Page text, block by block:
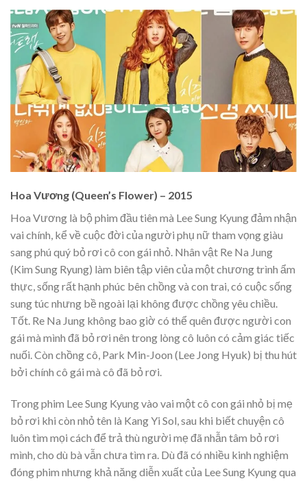
Hoa Vương (Queen’s Flower) – 2015
Hoa Vương là bộ phim đầu tiên mà Lee Sung Kyung đảm nhận
vai chính, kể về cuộc đời của người phụ nữ tham vọng giàu
sang phú quý bỏ rơi cô con gái nhỏ. Nhân vật Re Na Jung
(Kim Sung Ryung) làm biên tập viên của một chương trình ẩm
thực, sống rất hạnh phúc bên chồng và con trai, có cuộc sống
sung túc nhưng bề ngoài lại không được chồng yêu chiều.
Tốt. Re Na Jung không bao giờ có thể quên được người con
gái mà mình đã bỏ rơi nên trong lòng cô luôn có cảm giác tiếc
nuối. Còn chồng cô, Park Min-Joon (Lee Jong Hyuk) bị thu hút
bởi chính cô gái mà cô đã bỏ rơi.
Trong phim Lee Sung Kyung vào vai một cô con gái nhỏ bị mẹ
bỏ rơi khi còn nhỏ tên là Kang Yi Sol, sau khi biết chuyện cô
luôn tìm mọi cách để trả thù người mẹ đã nhẫn tâm bỏ rơi
mình, cho dù bà vẫn chưa tìm ra. Dù đã có nhiều kinh nghiệm
đóng phim nhưng khả năng diễn xuất của Lee Sung Kyung qua